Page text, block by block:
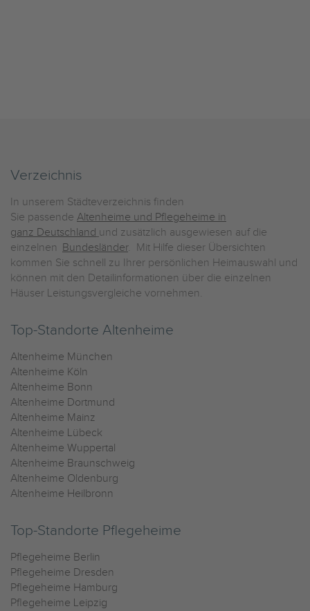
Verzeichnis
In unserem Städteverzeichnis finden
Sie passende Altenheime und Pflegeheime in
ganz Deutschland und zusätzlich ausgewiesen auf die
einzelnen Bundesländer. Mit Hilfe dieser Übersichten
kommen Sie schnell zu Ihrer persönlichen Heimauswahl und
können mit den Detailinformationen über die einzelnen
Häuser Leistungsvergleiche vornehmen.
Top-Standorte Altenheime
Altenheime München
Altenheime Köln
Altenheime Bonn
Altenheime Dortmund
Altenheime Mainz
Altenheime Lübeck
Altenheime Wuppertal
Altenheime Braunschweig
Altenheime Oldenburg
Altenheime Heilbronn
Top-Standorte Pflegeheime
Pflegeheime Berlin
Pflegeheime Dresden
Pflegeheime Hamburg
Pflegeheime Leipzig